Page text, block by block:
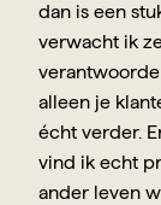
dan is een
verwacht ik
alleen je
écht verder.
vind ik echt
ander leven